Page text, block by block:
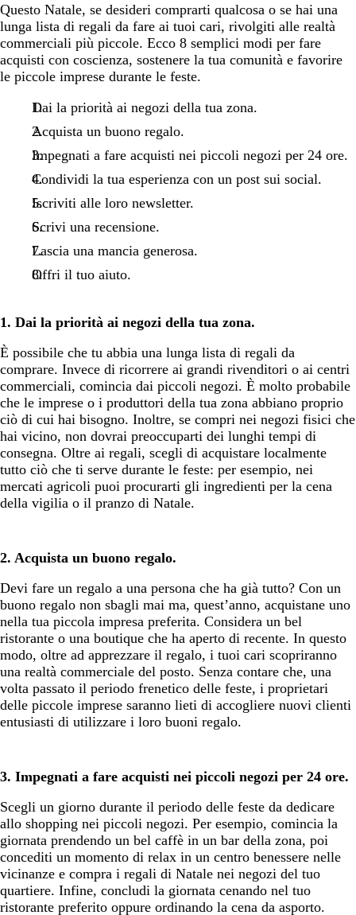
Questo Natale, se desideri comprarti qualcosa o se hai una
lunga lista di regali da fare ai tuoi cari, rivolgiti alle realtà
commerciali più piccole. Ecco 8 semplici modi per fare
acquisti con coscienza, sostenere la tua comunità e favorire
le piccole imprese durante le feste.
Dai la priorità ai negozi della tua zona.
Acquista un buono regalo.
Impegnati a fare acquisti nei piccoli negozi per 24 ore.
Condividi la tua esperienza con un post sui social.
Iscriviti alle loro newsletter.
Scrivi una recensione.
Lascia una mancia generosa.
Offri il tuo aiuto.
1. Dai la priorità ai negozi della tua zona.
È possibile che tu abbia una lunga lista di regali da
comprare. Invece di ricorrere ai grandi rivenditori o ai centri
commerciali, comincia dai piccoli negozi. È molto probabile
che le imprese o i produttori della tua zona abbiano proprio
ciò di cui hai bisogno. Inoltre, se compri nei negozi fisici che
hai vicino, non dovrai preoccuparti dei lunghi tempi di
consegna. Oltre ai regali, scegli di acquistare localmente
tutto ciò che ti serve durante le feste: per esempio, nei
mercati agricoli puoi procurarti gli ingredienti per la cena
della vigilia o il pranzo di Natale.
2. Acquista un buono regalo.
Devi fare un regalo a una persona che ha già tutto? Con un
buono regalo non sbagli mai ma, quest’anno, acquistane uno
nella tua piccola impresa preferita. Considera un bel
ristorante o una boutique che ha aperto di recente. In questo
modo, oltre ad apprezzare il regalo, i tuoi cari scopriranno
una realtà commerciale del posto. Senza contare che, una
volta passato il periodo frenetico delle feste, i proprietari
delle piccole imprese saranno lieti di accogliere nuovi clienti
entusiasti di utilizzare i loro buoni regalo.
3. Impegnati a fare acquisti nei piccoli negozi per 24 ore.
Scegli un giorno durante il periodo delle feste da dedicare
allo shopping nei piccoli negozi. Per esempio, comincia la
giornata prendendo un bel caffè in un bar della zona, poi
concediti un momento di relax in un centro benessere nelle
vicinanze e compra i regali di Natale nei negozi del tuo
quartiere. Infine, concludi la giornata cenando nel tuo
ristorante preferito oppure ordinando la cena da asporto.